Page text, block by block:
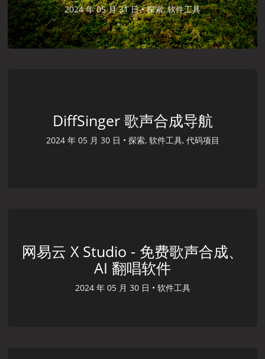
2024 年 05 月 31 日 •探索, 软件工具
DiffSinger 歌声合成导航
2024 年 05 月 30 日 • 探索, 软件工具, 代码项目
网易云 X Studio - 免费歌声合成、
AI 翻唱软件
2024 年 05 月 30 日 • 软件工具